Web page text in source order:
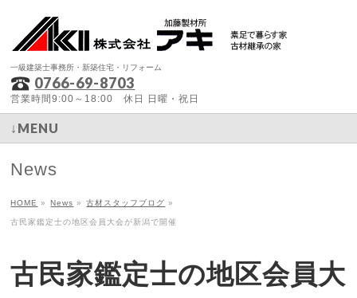
一級建築士事務所・新築住宅・リフォーム
0766-69-8703
営業時間9:00～18:00 休日 日曜・祝日
↓MENU
News
HOME » News » 古材スタッフブログ »
古民家鑑定士の地区会員大会が新潟で開催
古民家鑑定士の地区会員大